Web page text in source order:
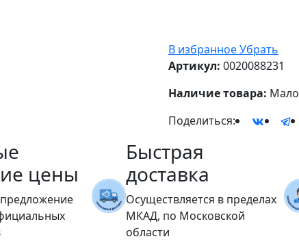
В избранноеУбрать
Артикул: 0020088231
Наличие товара: Мало
Поделиться:
цены
Быстрая
доставка
Осуществляется в пределах
МКАД, по Московской
области